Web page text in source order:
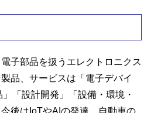
子部品を扱うエレクトロニクス
品、サービスは「電子デバイ
「設計開発」「設備・環境・
後はIoTやAIの発達、自動車の